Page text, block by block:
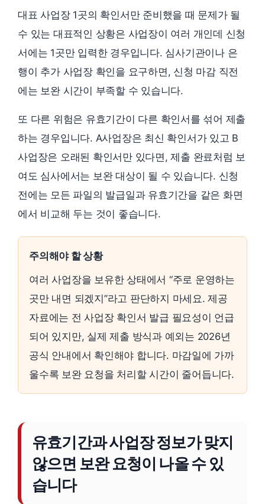
대표 사업장 1곳의 확인서만 준비했을 때 문제가 될
수 있는 대표적인 상황은 사업장이 여러 개인데 신청
서에는 1곳만 입력한 경우입니다. 심사기관이나 은
행이 추가 사업장 확인을 요구하면, 신청 마감 직전
에는 보완 시간이 부족할 수 있습니다.
또 다른 위험은 유효기간이 다른 확인서를 섞어 제출
하는 경우입니다. A사업장은 최신 확인서가 있고 B
사업장은 오래된 확인서만 있다면, 제출 완료처럼 보
여도 심사에서는 보완 대상이 될 수 있습니다. 신청
전에는 모든 파일의 발급일과 유효기간을 같은 화면
에서 비교해 두는 것이 좋습니다.
주의해야 할 상황
여러 사업장을 보유한 상태에서 “주로 운영하는
곳만 내면 되겠지”라고 판단하지 마세요. 제공
자료에는 전 사업장 확인서 발급 필요성이 언급
되어 있지만, 실제 제출 방식과 예외는 2026년
공식 안내에서 확인해야 합니다. 마감일에 가까
울수록 보완 요청을 처리할 시간이 줄어듭니다.
유효기간과 사업장 정보가 맞지
않으면 보완 요청이 나올 수 있
습니다